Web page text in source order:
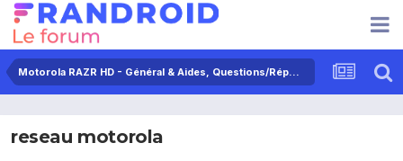
Motorola RAZR HD - Général & Aides, Questions/Réponses
reseau motorola